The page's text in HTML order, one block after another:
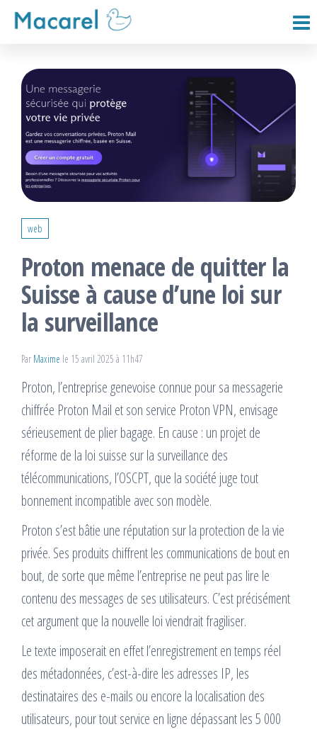
Passer
web
Proton menace de quitter la
Suisse à cause d’une loi sur
la surveillance
Par Maxime le 15 avril 2025 à 11h47
Proton, l’entreprise genevoise connue pour sa messagerie
chiffrée Proton Mail et son service Proton VPN, envisage
sérieusement de plier bagage. En cause : un projet de
réforme de la loi suisse sur la surveillance des
télécommunications, l’OSCPT, que la société juge tout
bonnement incompatible avec son modèle.
Proton s’est bâtie une réputation sur la protection de la vie
privée. Ses produits chiffrent les communications de bout en
bout, de sorte que même l’entreprise ne peut pas lire le
contenu des messages de ses utilisateurs. C’est précisément
cet argument que la nouvelle loi viendrait fragiliser.
Le texte imposerait en effet l’enregistrement en temps réel
des métadonnées, c’est-à-dire les adresses IP, les
destinataires des e-mails ou encore la localisation des
utilisateurs, pour tout service en ligne dépassant les 5 000